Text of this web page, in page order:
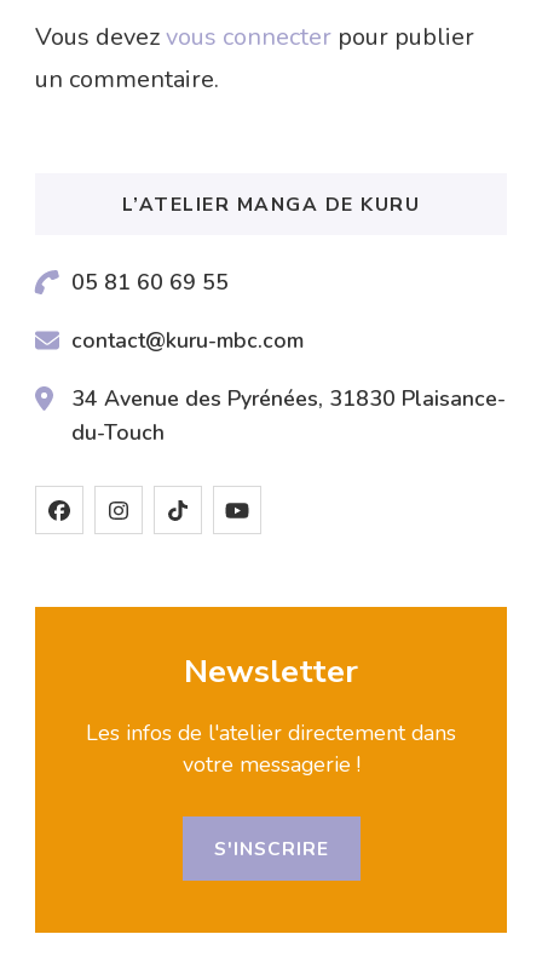
Vous devezvous connecter pour publier
un commentaire.
L’ATELIER MANGA DE KURU
05 81 60 69 55
contact@kuru-mbc.com
34 Avenue des Pyrénées, 31830 Plaisance-
du-Touch
Newsletter
Les infos de l'atelier directement dans
votre messagerie !
S'INSCRIRE